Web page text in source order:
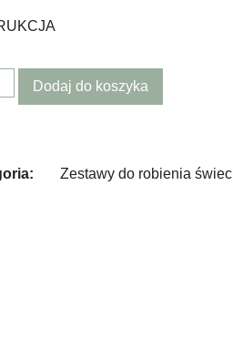
Dodaj do koszyka
Zestawy do robienia świec